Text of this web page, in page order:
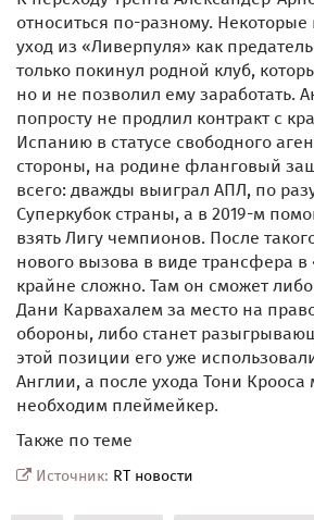
относиться по-разному.
уход из «Ливерпуля» как
только покинул родной клуб,
но и не позволил ему заработать.
попросту не продлил контракт с
Испанию в статусе свободного
стороны, на родине фланговый
всего: дважды выиграл АПЛ, по
Суперкубок страны, а в 2019-м
взять Лигу чемпионов. После
нового вызова в виде трансфера
крайне сложно. Там он сможет либо
Дани Карвахалем за место на
обороны, либо станет
этой позиции его уже
Англии, а после ухода Тони
необходим плеймейкер.
Также по теме
Источник: RT новости